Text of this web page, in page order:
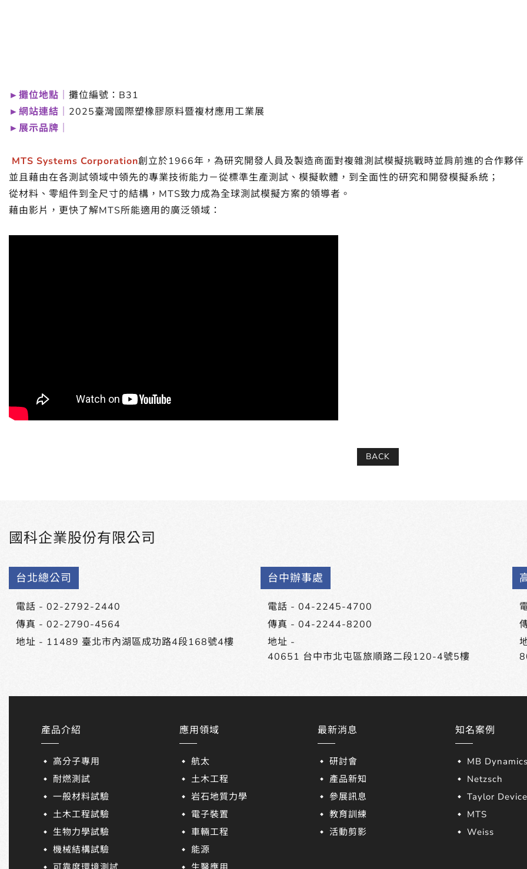
►攤位地點｜ 攤位編號：B31
►網站連結｜ 2025臺灣國際塑橡膠原料暨複材應用工業展
►展示品牌｜
MTS Systems Corporation創立於1966年，為研究開發人員及製造商面對複雜測試模擬挑戰時並肩前進的合作夥伴
並且藉由在各測試領域中領先的專業技術能力－從標準生產測試、模擬軟體，到全面性的研究和開發模擬系統；
從材料、零組件到全尺寸的結構，MTS致力成為全球測試模擬方案的領導者。
藉由影片，更快了解MTS所能適用的廣泛領域：
BACK
國科企業股份有限公司
台北總公司
電話 - 02-2792-2440
傳真 - 02-2790-4564
地址 - 11489 臺北市內湖區成功路4段168號4樓
台中辦事處
電話 - 04-2245-4700
傳真 - 04-2244-8200
地址 -
40651 台中市北屯區旅順路二段120-4號5樓
產品介紹
高分子專用
耐燃測試
一般材料試驗
土木工程試驗
生物力學試驗
機械結構試驗
應用領域
航太
土木工程
岩石地質力學
電子裝置
車輛工程
能源
最新消息
研討會
產品新知
參展訊息
教育訓練
活動剪影
知名案例
MB
Netzsch
Taylor
MTS
Weiss